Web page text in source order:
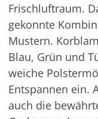
Frischluftraum.
gekonnte
Mustern.
Blau, Grün und
weiche
Entspannen ein.
auch die